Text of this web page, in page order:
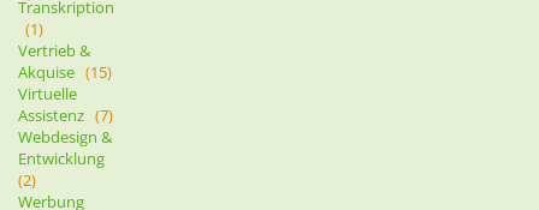
Transkription
(1)
Vertrieb &
Akquise (15)
Virtuelle
Assistenz (7)
Webdesign &
Entwicklung
(2)
Werbung